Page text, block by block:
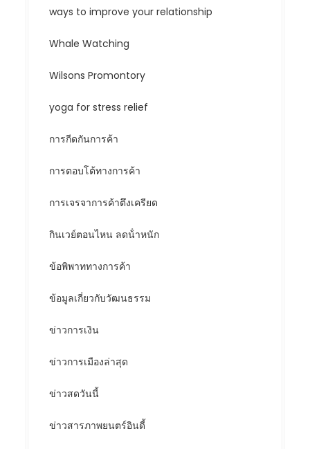
ways to improve your relationship
Whale Watching
Wilsons Promontory
yoga for stress relief
การกีดกันการค้า
การตอบโต้ทางการค้า
การเจรจาการค้าตึงเครียด
กินเวย์ตอนไหน ลดน้ําหนัก
ข้อพิพาททางการค้า
ข้อมูลเกี่ยวกับวัฒนธรรม
ข่าวการเงิน
ข่าวการเมืองล่าสุด
ข่าวสดวันนี้
ข่าวสารภาพยนตร์อินดี้